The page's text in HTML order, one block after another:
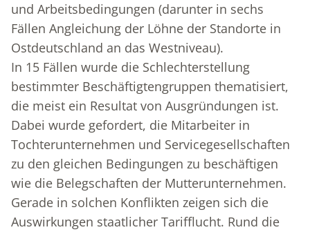
und Arbeitsbedingungen (darunter in sechs
Fällen Angleichung der Löhne der Standorte in
Ostdeutschland an das Westniveau).
In 15 Fällen wurde die Schlechterstellung
bestimmter Beschäftigtengruppen thematisiert,
die meist ein Resultat von Ausgründungen ist.
Dabei wurde gefordert, die Mitarbeiter in
Tochterunternehmen und Servicegesellschaften
zu den gleichen Bedingungen zu beschäftigen
wie die Belegschaften der Mutterunternehmen.
Gerade in solchen Konflikten zeigen sich die
Auswirkungen staatlicher Tarifflucht. Rund die